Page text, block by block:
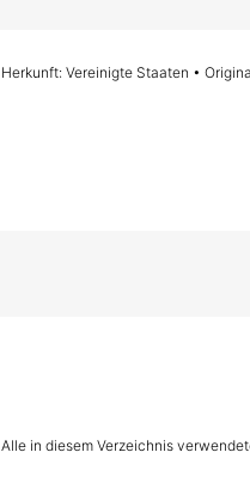
Herkunft: Vereinigte Staaten •
Alle in diesem Verzeichnis